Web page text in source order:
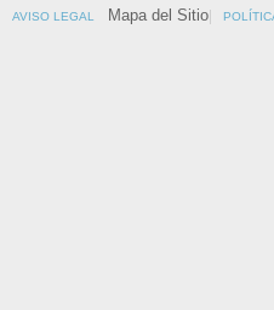
AVISO LEGAL Mapa del Sitio